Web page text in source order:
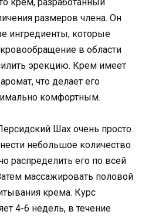
размеров члена. Он
ингредиенты, которые
в области
эрекцию. Крем имеет
что делает его
комфортным.
Шах очень просто.
небольшое количество
распределить его по всей
массажировать половой
крема. Курс
4-6 недель, в течение